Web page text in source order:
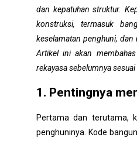
dan kepatuhan struktur.
konstruksi, termasuk
keselamatan penghuni,
Artikel ini akan
rekayasa sebelumnya sesuai
1. Pentingnya
Pertama dan terutama,
penghuninya. Kode